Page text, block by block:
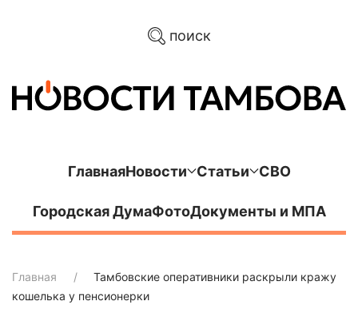
поиск
ГлавнаяНовости Статьи СВО
Городская ДумаФотоДокументы и МПА
Главная
Тамбовские оперативники раскрыли кражу
кошелька у пенсионерки